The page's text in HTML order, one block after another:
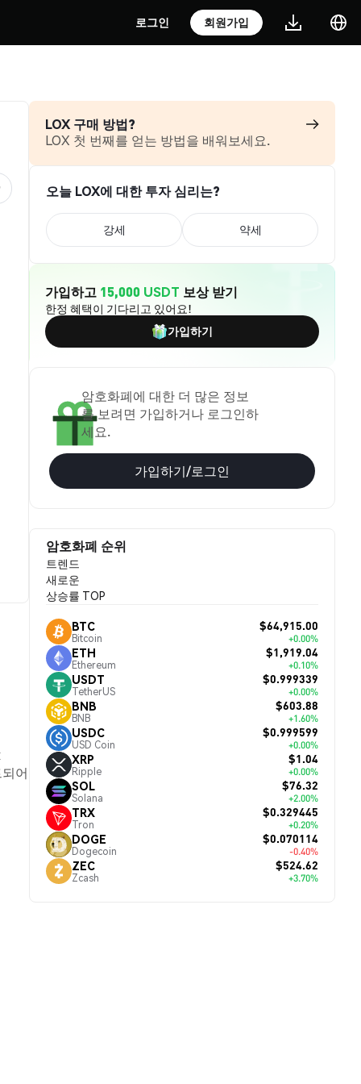
로그인 회원가입
어
LOX 구매 방법?
LOX 첫 번째를 얻는 방법을 배워보세요.
오늘 LOX에 대한 투자 심리는?
강세 약세
가입하고 15,000 USDT 보상 받기
한정 혜택이 기다리고 있어요!
가입하기
암호화폐에 대한 더 많은 정보
를 보려면 가입하거나 로그인하
세요.
가입하기/로그인
암호화폐 순위
트렌드
새로운
상승률 TOP
BTC
Bitcoin
$64,915.00
+0.00%
ETH
Ethereum
$1,919.04
+0.10%
USDT
TetherUS
$0.999339
+0.00%
BNB
BNB
$603.88
+1.60%
USDC
USD Coin
$0.999599
+0.00%
XRP
Ripple
$1.04
+0.00%
SOL
Solana
$76.32
+2.00%
TRX
Tron
$0.329445
+0.20%
DOGE
Dogecoin
$0.070114
-0.40%
ZEC
Zcash
$524.62
+3.70%